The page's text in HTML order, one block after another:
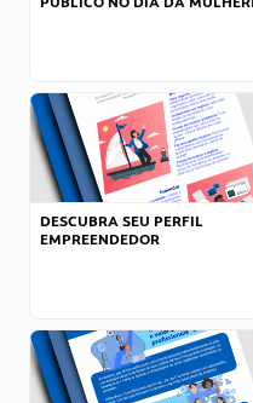
DESCUBRA SEU PERFIL
EMPREENDEDOR